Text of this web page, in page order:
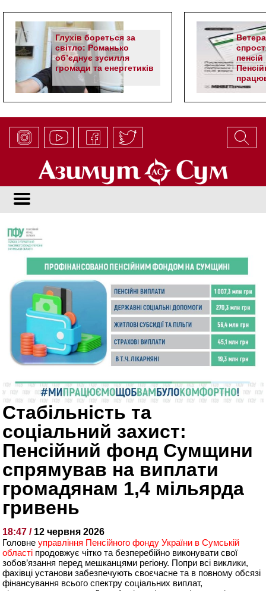
Глухів бореться за
світло: Романько
об’єднує зусилля
громади та енергетиків
Стабільність та
соціальний захист:
Пенсійний фонд Сумщини
спрямував на виплати
громадянам 1,4 мільярда
гривень
18:47 / 12 червня 2026
Головнеуправління Пенсійного фонду України в Сумській
області продовжує чітко та безперебійно виконувати свої
зобов’язання перед мешканцями регіону. Попри всі виклики,
фахівці установи забезпечують своєчасне та в повному обсязі
фінансування всього спектру соціальних виплат,